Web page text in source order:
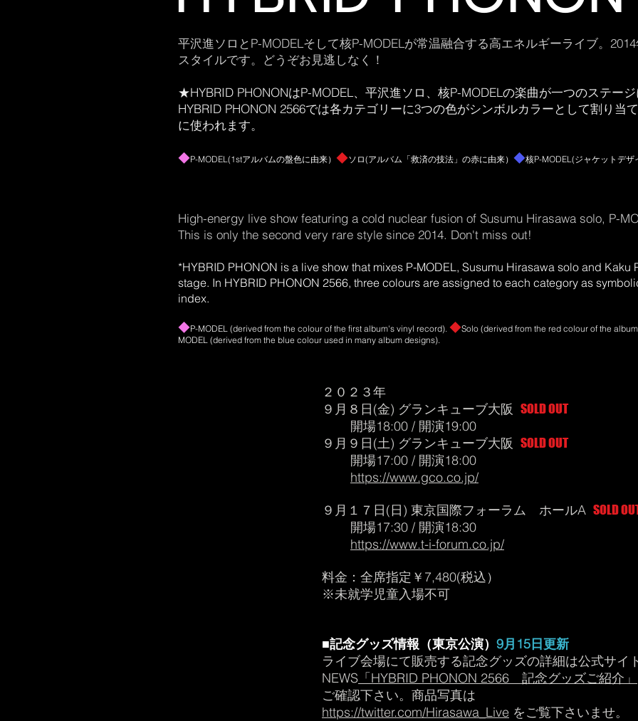
平沢進ソロとP-MODELそして核P-MODELが常温融合する高エネルギーライブ。
スタイルです。どうぞお見逃しなく！
★HYBRID PHONONはP-MODEL、平沢進ソロ、核P-MODELの楽曲が一つのステージ
HYBRID PHONON 2566では各カテゴリーに3つの色がシンボルカラーとして割り当
に使われます。
​◆P-MODEL(1stアルバムの盤色に由来） ​◆ソロ(アルバム「救済の技法」の赤に由来） ◆核P-MODEL(ジャケットデザ
High-energy live show featuring a cold nuclear fusion of Susumu Hirasawa solo, P-
This is only the second very rare style since 2014. Don't miss out!
*HYBRID PHONON is a live show that mixes P-MODEL, Susumu Hirasawa solo and Kaku
stage. In HYBRID PHONON 2566, three colours are assigned to each category as
index.
◆P-MODEL (derived from the colour of the first album's vinyl record). ◆Solo (derived from the red colour of the
MODEL (derived from the blue colour used in many album designs).
２０２３年
９月８日(金) グランキューブ大阪 SOLD OUT
開場18:00 / 開演19:00
９月９日(土) グランキューブ大阪 SOLD OUT
開場17:00 / 開演18:00
https://www.gco.co.jp/
９月１７日(日) 東京国際フォーラム ホールA SOLD
開場17:30 / 開演18:30
https://www.t-i-forum.co.jp/
料金：全席指定￥7,480(税込）
※未就学児童入場不可
■記念グッズ情報（東京公演） 9月15日更新
ライブ会場にて販売する記念グッズの詳細は公式サイ
NEWS 「HYBRID PHONON 2566 記念グッズご紹介」
ご確認下さい。商品写真は
https://twitter.com/Hirasawa_Live をご覧下さいませ。